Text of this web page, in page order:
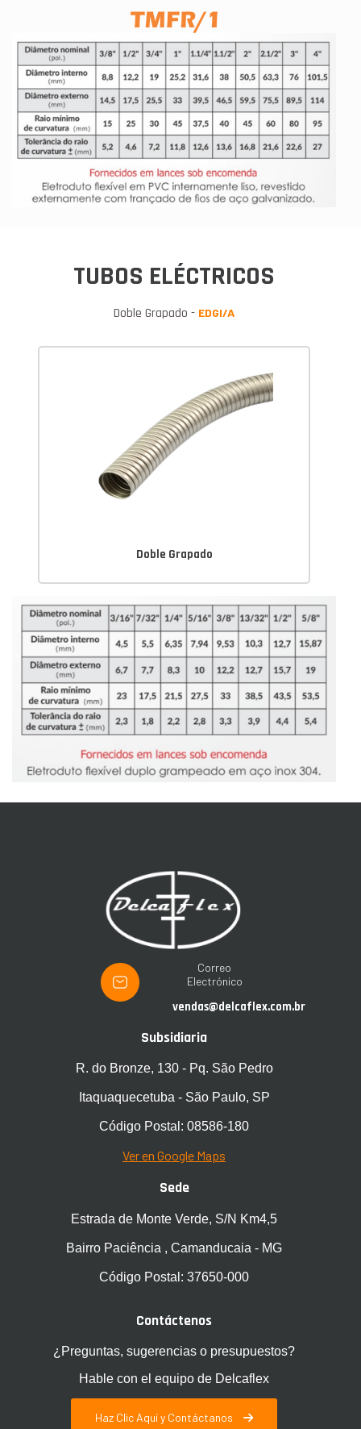
TUBOS ELÉCTRICOS
Doble Grapado - EDGI/A
Doble Grapado
Correo
Electrónico
vendas@delcaflex.com.br
Subsidiaria
R. do Bronze, 130 - Pq. São Pedro
Itaquaquecetuba - São Paulo, SP
Código Postal: 08586-180
Ver en Google Maps
Sede
Estrada de Monte Verde, S/N Km4,5
Bairro Paciência , Camanducaia - MG
Código Postal: 37650-000
Contáctenos
¿Preguntas, sugerencias o presupuestos?
Hable con el equipo de Delcaflex
Haz Clic Aquí y Contáctanos